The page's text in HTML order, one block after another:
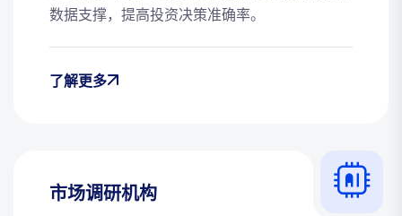
数据支撑，提高投资决策准确率。
了解更多
市场调研机构